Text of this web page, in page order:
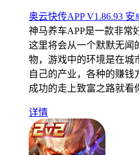
奥云快传APP V1.86.93 安
神马养车APP是一款非常
这里将会从一个默默无闻
物，游戏中的环境是在城
自己的产业，各种的赚钱
成功的走上致富之路就看
详情